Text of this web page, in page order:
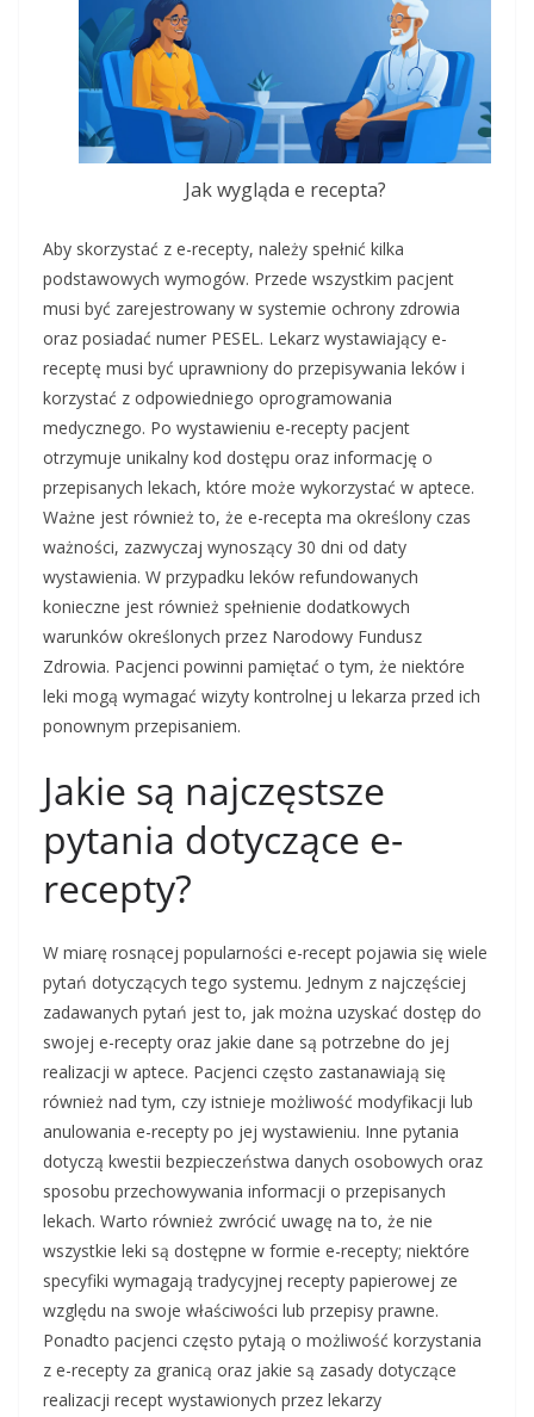
Jak wygląda e recepta?
Aby skorzystać z e-recepty, należy spełnić kilka
podstawowych wymogów. Przede wszystkim pacjent
musi być zarejestrowany w systemie ochrony zdrowia
oraz posiadać numer PESEL. Lekarz wystawiający e-
receptę musi być uprawniony do przepisywania leków i
korzystać z odpowiedniego oprogramowania
medycznego. Po wystawieniu e-recepty pacjent
otrzymuje unikalny kod dostępu oraz informację o
przepisanych lekach, które może wykorzystać w aptece.
Ważne jest również to, że e-recepta ma określony czas
ważności, zazwyczaj wynoszący 30 dni od daty
wystawienia. W przypadku leków refundowanych
konieczne jest również spełnienie dodatkowych
warunków określonych przez Narodowy Fundusz
Zdrowia. Pacjenci powinni pamiętać o tym, że niektóre
leki mogą wymagać wizyty kontrolnej u lekarza przed ich
ponownym przepisaniem.
Jakie są najczęstsze
pytania dotyczące e-
recepty?
W miarę rosnącej popularności e-recept pojawia się wiele
pytań dotyczących tego systemu. Jednym z najczęściej
zadawanych pytań jest to, jak można uzyskać dostęp do
swojej e-recepty oraz jakie dane są potrzebne do jej
realizacji w aptece. Pacjenci często zastanawiają się
również nad tym, czy istnieje możliwość modyfikacji lub
anulowania e-recepty po jej wystawieniu. Inne pytania
dotyczą kwestii bezpieczeństwa danych osobowych oraz
sposobu przechowywania informacji o przepisanych
lekach. Warto również zwrócić uwagę na to, że nie
wszystkie leki są dostępne w formie e-recepty; niektóre
specyfiki wymagają tradycyjnej recepty papierowej ze
względu na swoje właściwości lub przepisy prawne.
Ponadto pacjenci często pytają o możliwość korzystania
z e-recepty za granicą oraz jakie są zasady dotyczące
realizacji recept wystawionych przez lekarzy